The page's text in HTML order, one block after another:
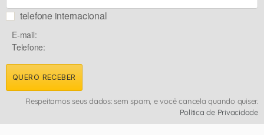
telefone internacional
E-mail:
Telefone:
QUERO RECEBER
Respeitamos seus dados: sem spam, e você cancela quando quiser.
Política de Privacidade